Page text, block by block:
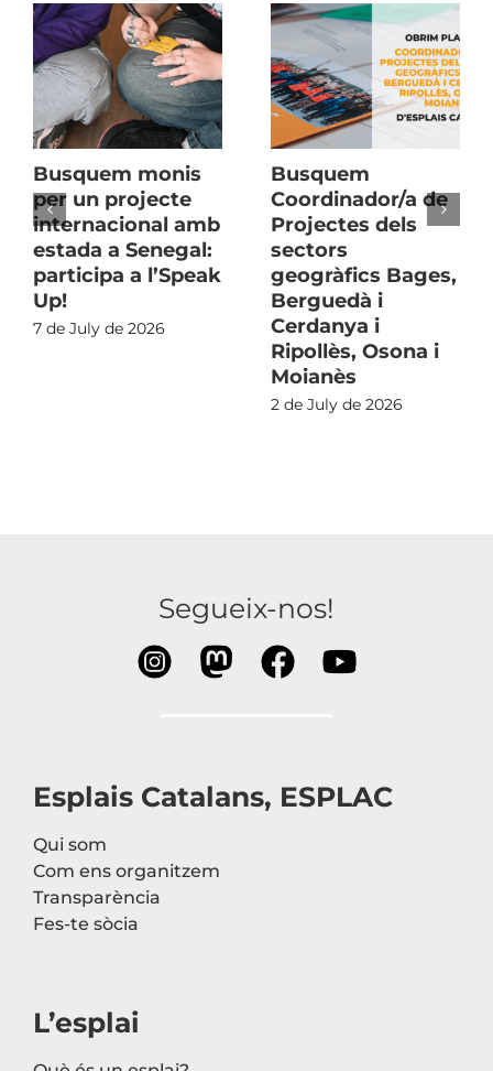
Busquem monis
per un projecte
internacional amb
estada a Senegal:
participa a l’Speak
Up!
7 de July de 2026
Busquem
Coordinador/a de
Projectes dels
sectors
geogràfics Bages,
Berguedà i
Cerdanya i
Ripollès, Osona i
Moianès
2 de July de 2026
Segueix-nos!
Esplais Catalans, ESPLAC
Qui som
Com ens organitzem
Transparència
Fes-te sòcia
L’esplai